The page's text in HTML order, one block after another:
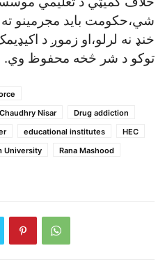
شي،حکومت بايد مجرمينو
خنډ نه لرلو،او زموږ د
توکو د شر څخه محفوظ وي.
Chaudhry Nisar
Drug addiction
educational institutes
HEC
University
Rana Mashood